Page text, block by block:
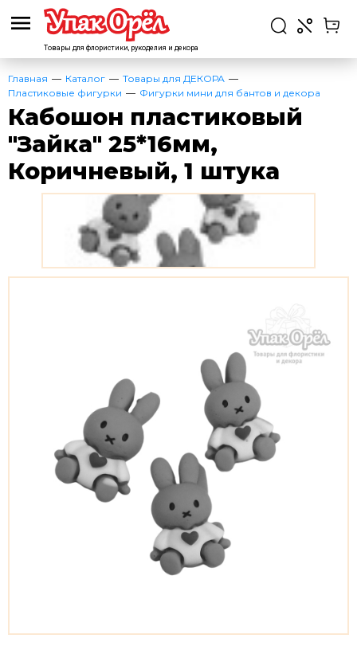
Товары для флористики, рукоделия и декора
Главная Каталог
Товары для ДЕКОРА
Пластиковые фигурки
Фигурки мини для бантов и декора
Кабошон пластиковый
"Зайка" 25*16мм,
Коричневый, 1 штука